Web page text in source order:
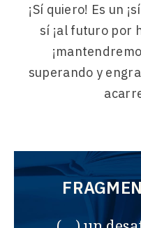
¡Sí quiero! Es un
sí ¡al futuro por
superando y